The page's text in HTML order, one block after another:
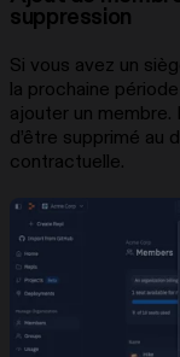
suppression
Si vous avez un
la prochaine
ajouter un membre.
d’être supprimé au
contractuelle.